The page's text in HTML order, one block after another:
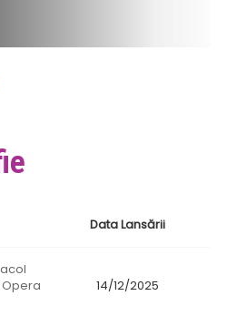
Data Lansării
14/12/2025